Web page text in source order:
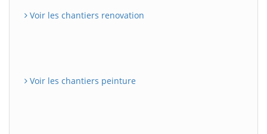
Voir les chantiers renovation
Voir les chantiers peinture